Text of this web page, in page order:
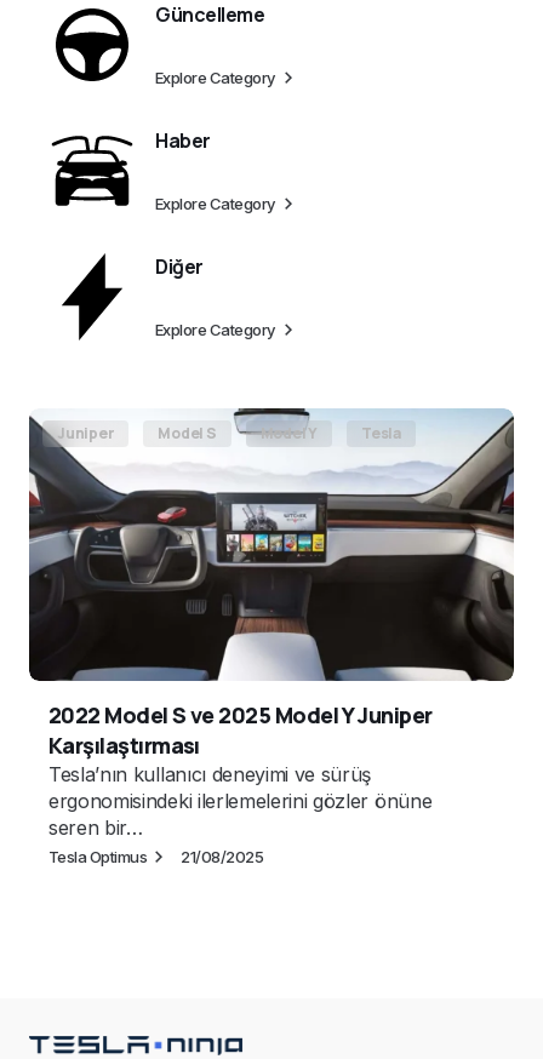
Güncelleme
Explore Category
Haber
Explore Category
Diğer
Explore Category
Juniper Model S Model Y Tesla
2022 Model S ve 2025 Model Y Juniper
Karşılaştırması
Tesla’nın kullanıcı deneyimi ve sürüş
ergonomisindeki ilerlemelerini gözler önüne
seren bir…
Tesla Optimus 21/08/2025